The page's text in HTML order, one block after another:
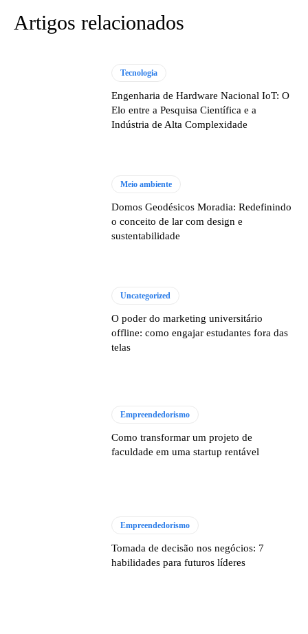
Artigos relacionados
Tecnologia
Engenharia de Hardware Nacional IoT: O
Elo entre a Pesquisa Científica e a
Indústria de Alta Complexidade
Meio ambiente
Domos Geodésicos Moradia: Redefinindo
o conceito de lar com design e
sustentabilidade
Uncategorized
O poder do marketing universitário
offline: como engajar estudantes fora das
telas
Empreendedorismo
Como transformar um projeto de
faculdade em uma startup rentável
Empreendedorismo
Tomada de decisão nos negócios: 7
habilidades para futuros líderes